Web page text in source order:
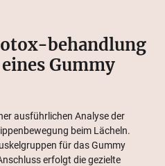
behandlung
Gummy
ausführlichen Analyse der
beim Lächeln.
für das Gummy
erfolgt die gezielte